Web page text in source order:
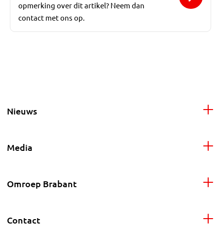
opmerking over dit artikel? Neem dan
contact met ons op.
Nieuws
Media
Omroep Brabant
Contact